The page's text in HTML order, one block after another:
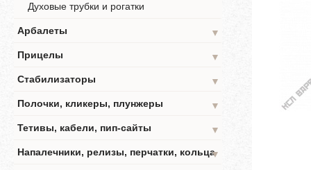
Духовые трубки и рогатки
Арбалеты
▼
Прицелы
▼
Стабилизаторы
▼
Полочки, кликеры, плунжеры
▼
Тетивы, кабели, пип-сайты
▼
Напалечники, релизы, перчатки, кольца▼